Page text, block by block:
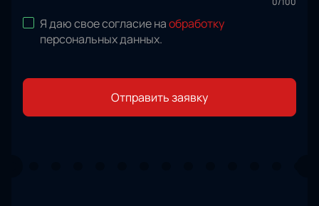
Я даю свое согласие наобработку
персональных данных.
Отправить заявку